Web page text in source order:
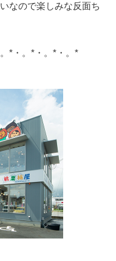
なので楽しみな反面ち
*・。*・。*・。*